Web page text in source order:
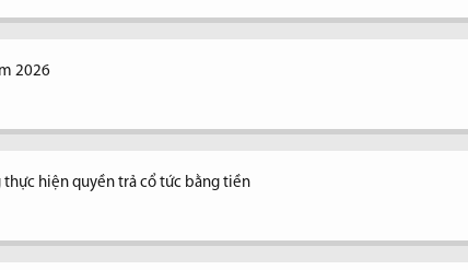
2026
thực hiện quyền trả cổ tức bằng tiền